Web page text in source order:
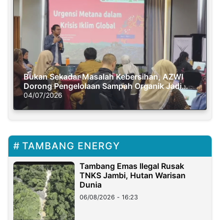
Bukan Sekadar Masalah Kebersihan, AZWI
Dorong Pengelolaan Sampah Organik Jadi
Solusi Krisis Iklim
04/07/2026
TAMBANG ENERGY
Tambang Emas Ilegal Rusak
TNKS Jambi, Hutan Warisan
Dunia
06/08/2026 - 16:23